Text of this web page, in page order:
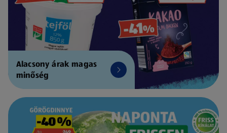
Alacsony árak magas
minőség